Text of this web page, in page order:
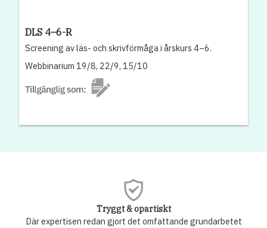
DLS 4–6-R
Screening av läs- och skrivförmåga i årskurs 4–6.
Webbinarium 19/8, 22/9, 15/10
Tryggt & opartiskt
Där expertisen redan gjort det omfattande grundarbetet